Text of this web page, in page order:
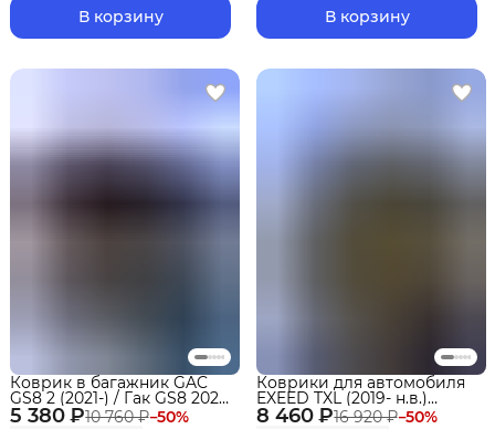
В корзину В корзину
5 380 ₽10 760 ₽−50%
Коврик в багажник GAC
GS8 2 (2021-) / Гак GS8 2024
EVA 3D Premium 8 460 ₽16 920 ₽−50%
Коврики для автомобиля
EXEED TXL (2019- н.в.)
Premium в cалон